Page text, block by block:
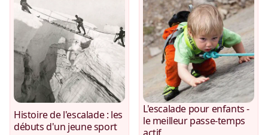
Histoire de l'escalade : les
débuts d'un jeune sport
L'escalade pour enfants -
le meilleur passe-temps